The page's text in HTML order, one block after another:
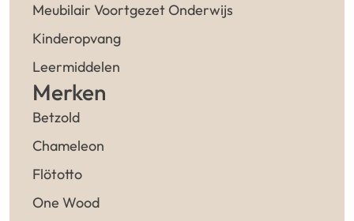
Meubilair Voortgezet Onderwijs
Kinderopvang
Leermiddelen
Merken
Betzold
Chameleon
Flötotto
One Wood